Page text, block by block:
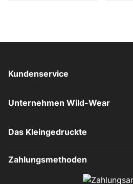
Kundenservice
Unternehmen Wild-Wear
Das Kleingedruckte
Zahlungsmethoden